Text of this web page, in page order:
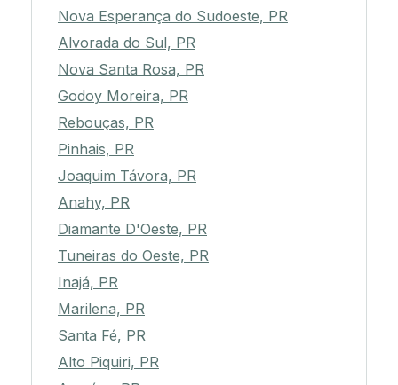
Nova Esperança do Sudoeste, PR
Alvorada do Sul, PR
Nova Santa Rosa, PR
Godoy Moreira, PR
Rebouças, PR
Pinhais, PR
Joaquim Távora, PR
Anahy, PR
Diamante D'Oeste, PR
Tuneiras do Oeste, PR
Inajá, PR
Marilena, PR
Santa Fé, PR
Alto Piquiri, PR